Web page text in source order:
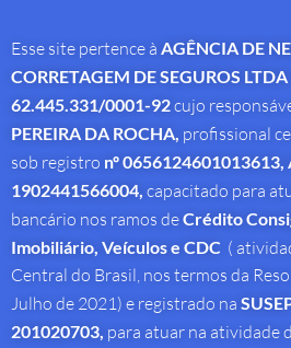
Esse site pertence à AGÊNCIA DE
CORRETAGEM DE SEGUROS LTDA
62.445.331/0001-92cujo
PEREIRA DA ROCHA, profissional
sob registro nº 0656124601013613,
1902441566004, capacitado para
bancário nos ramos deCrédito
Imobiliário, Veículos e CDC (
Central do Brasil, nos termos da
Julho de 2021) e registrado na
201020703, para atuar na atividade